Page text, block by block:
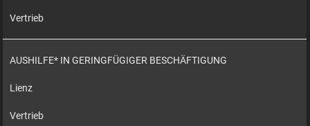
Vertrieb
AUSHILFE* IN GERINGFÜGIGER BESCHÄFTIGUNG
Lienz
Vertrieb